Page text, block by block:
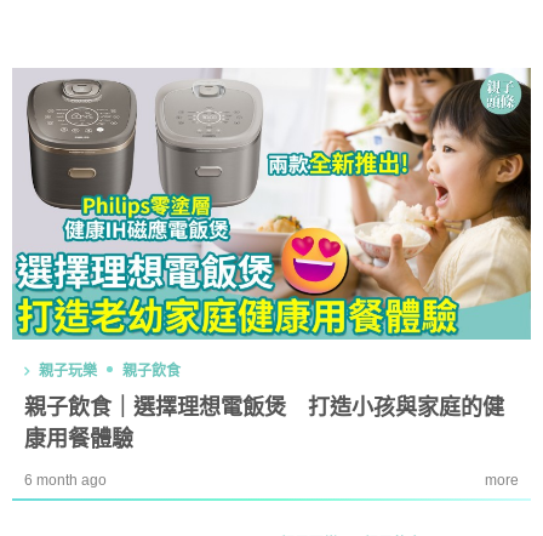
親子玩樂 親子飲食
親子飲食｜選擇理想電飯煲 打造小孩與家庭的健
康用餐體驗
6 month ago more